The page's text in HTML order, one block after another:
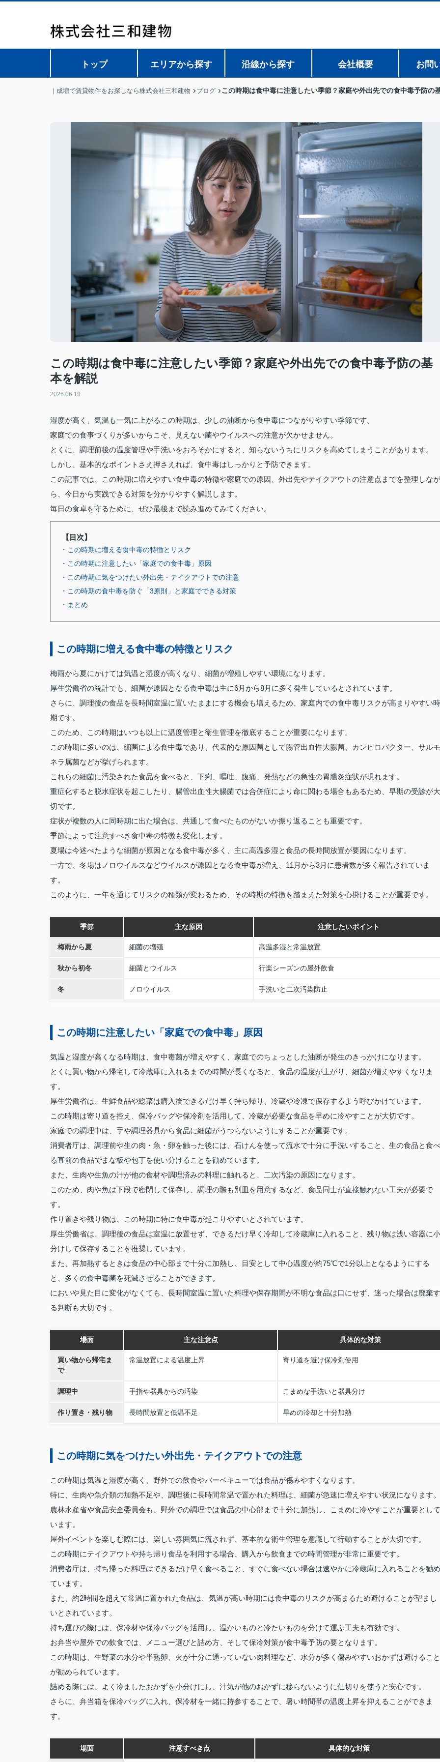
トップ エリアから探す 沿線から探す 会社概要 お問
｜成増で賃貸物件をお探しなら株式会社三和建物 ブログ この時期は食中毒に注意したい季節？家庭や外出先での食中毒予防の
この時期は食中毒に注意したい季節？家庭や外出先での食中毒予防の基
本を解説
2026.06.18
湿度が高く、気温も一気に上がるこの時期は、少しの油断から食中毒につながりやすい季節です。
家庭での食事づくりが多いからこそ、見えない菌やウイルスへの注意が欠かせません。
とくに、調理前後の温度管理や手洗いをおろそかにすると、知らないうちにリスクを高めてしまうことがあります。
しかし、基本的なポイントさえ押さえれば、食中毒はしっかりと予防できます。
この記事では、この時期に増えやすい食中毒の特徴や家庭での原因、外出先やテイクアウトの注意点までを整理しなが
ら、今日から実践できる対策を分かりやすく解説します。
毎日の食卓を守るために、ぜひ最後まで読み進めてみてください。
【目次】
・この時期に増える食中毒の特徴とリスク
・この時期に注意したい「家庭での食中毒」原因
・この時期に気をつけたい外出先・テイクアウトでの注意
・この時期の食中毒を防ぐ「3原則」と家庭でできる対策
・まとめ
この時期に増える食中毒の特徴とリスク
梅雨から夏にかけては気温と湿度が高くなり、細菌が増殖しやすい環境になります。
厚生労働省の統計でも、細菌が原因となる食中毒は主に6月から8月に多く発生しているとされています。
さらに、調理後の食品を長時間室温に置いたままにする機会も増えるため、家庭内での食中毒リスクが高まりやすい時
期です。
このため、この時期はいつも以上に温度管理と衛生管理を徹底することが重要になります。
この時期に多いのは、細菌による食中毒であり、代表的な原因菌として腸管出血性大腸菌、カンピロバクター、サルモ
ネラ属菌などが挙げられます。
これらの細菌に汚染された食品を食べると、下痢、嘔吐、腹痛、発熱などの急性の胃腸炎症状が現れます。
重症化すると脱水症状を起こしたり、腸管出血性大腸菌では合併症により命に関わる場合もあるため、早期の受診が大
切です。
症状が複数の人に同時期に出た場合は、共通して食べたものがないか振り返ることも重要です。
季節によって注意すべき食中毒の特徴も変化します。
夏場は今述べたような細菌が原因となる食中毒が多く、主に高温多湿と食品の長時間放置が要因になります。
一方で、冬場はノロウイルスなどウイルスが原因となる食中毒が増え、11月から3月に患者数が多く報告されていま
す。
このように、一年を通じてリスクの種類が変わるため、その時期の特徴を踏まえた対策を心掛けることが重要です。
季節 主な原因 注意したいポイント
梅雨から夏 細菌の増殖 高温多湿と常温放置
秋から初冬 細菌とウイルス 行楽シーズンの屋外飲食
冬 ノロウイルス 手洗いと二次汚染防止
この時期に注意したい「家庭での食中毒」原因
気温と湿度が高くなる時期は、食中毒菌が増えやすく、家庭でのちょっとした油断が発生のきっかけになります。
とくに買い物から帰宅して冷蔵庫に入れるまでの時間が長くなると、食品の温度が上がり、細菌が増えやすくなりま
す。
厚生労働省は、生鮮食品や総菜は購入後できるだけ早く持ち帰り、冷蔵や冷凍で保存するよう呼びかけています。
この時期は寄り道を控え、保冷バッグや保冷剤を活用して、冷蔵が必要な食品を早めに冷やすことが大切です。
家庭での調理中は、手や調理器具から食品に細菌がうつらないようにすることが重要です。
消費者庁は、調理前や生の肉・魚・卵を触った後には、石けんを使って流水で十分に手洗いすること、生の食品と食べ
る直前の食品でまな板や包丁を使い分けることを勧めています。
また、生肉や生魚の汁が他の食材や調理済みの料理に触れると、二次汚染の原因になります。
このため、肉や魚は下段で密閉して保存し、調理の際も別皿を用意するなど、食品同士が直接触れない工夫が必要で
す。
作り置きや残り物は、この時期に特に食中毒が起こりやすいとされています。
厚生労働省は、調理後の食品は室温に放置せず、できるだけ早く冷却して冷蔵庫に入れること、残り物は浅い容器に小
分けして保存することを推奨しています。
また、再加熱するときは食品の中心部まで十分に加熱し、目安として中心温度が約75℃で1分以上となるようにする
と、多くの食中毒菌を死滅させることができます。
においや見た目に変化がなくても、長時間室温に置いた料理や保存期間が不明な食品は口にせず、迷った場合は廃棄す
る判断も大切です。
場面 主な注意点 具体的な対策
買い物から帰宅ま
で
常温放置による温度上昇 寄り道を避け保冷剤使用
調理中 手指や器具からの汚染 こまめな手洗いと器具分け
作り置き・残り物 長時間放置と低温不足 早めの冷却と十分加熱
この時期に気をつけたい外出先・テイクアウトでの注意
この時期は気温と湿度が高く、野外での飲食やバーベキューでは食品が傷みやすくなります。
特に、生肉や魚介類の加熱不足や、調理後に長時間常温で置かれた料理は、細菌が急速に増えやすい状況になります。
農林水産省や食品安全委員会も、野外での調理では食品の中心部まで十分に加熱し、こまめに冷やすことが重要として
います。
屋外イベントを楽しむ際には、楽しい雰囲気に流されず、基本的な衛生管理を意識して行動することが大切です。
この時期にテイクアウトや持ち帰り食品を利用する場合、購入から飲食までの時間管理が非常に重要です。
消費者庁は、持ち帰った料理はできるだけ早く食べること、すぐに食べない場合は速やかに冷蔵庫に入れることを勧め
ています。
また、約2時間を超えて常温に置かれた食品は、気温が高い時期には食中毒のリスクが高まるため避けることが望まし
いとされています。
持ち運びの際には、保冷材や保冷バッグを活用し、温かいものと冷たいものを分けて運ぶ工夫も有効です。
お弁当や屋外での飲食では、メニュー選びと詰め方、そして保冷対策が食中毒予防の要となります。
この時期は、生野菜の水分や半熟卵、火が十分に通っていない肉料理など、水分が多く傷みやすいおかずは避けること
が勧められています。
詰める際には、よく冷ましたおかずを小分けにし、汁気が他のおかずに移らないように仕切りを使うと安心です。
さらに、弁当箱を保冷バッグに入れ、保冷材を一緒に持参することで、暑い時間帯の温度上昇を抑えることができま
す。
場面 注意すべき点 具体的な対策